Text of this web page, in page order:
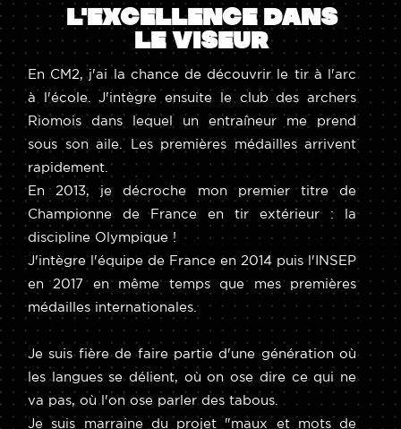
L'EXCELLENCE DANS
LE VISEUR
En CM2, j'ai la chance de découvrir le tir à l'arc
à l'école. J'intègre ensuite le club des archers
Riomois dans lequel un entraîneur me prend
sous son aile. Les premières médailles arrivent
rapidement.
En 2013, je décroche mon premier titre de
Championne de France en tir extérieur : la
discipline Olympique !
J'intègre l'équipe de France en 2014 puis l'INSEP
en 2017 en même temps que mes premières
médailles internationales.
Je suis fière de faire partie d'une génération où
les langues se délient, où on ose dire ce qui ne
va pas, où l'on ose parler des tabous.
Je suis marraine du projet "maux et mots de